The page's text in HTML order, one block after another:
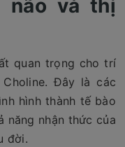
não và thị
quan trọng cho trí
Choline. Đây là các
hình thành tế bào
năng nhận thức của
đời.